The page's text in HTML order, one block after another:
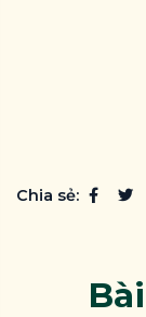
Chia sẻ: